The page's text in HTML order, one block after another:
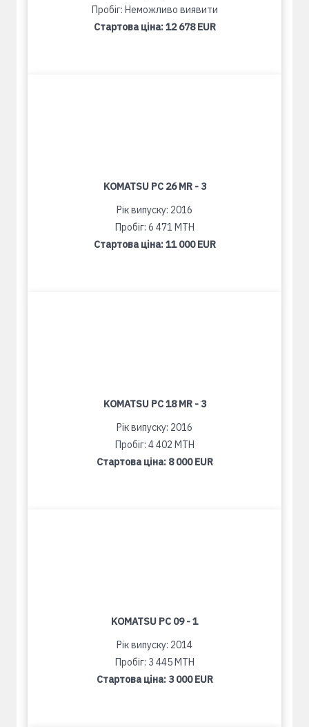
Пробіг: Неможливо виявити
Стартова ціна:12 678 EUR
KOMATSU PC 26 MR - 3
Рік випуску: 2016
Пробіг: 6 471 MTH
Стартова ціна:11 000 EUR
KOMATSU PC 18 MR - 3
Рік випуску: 2016
Пробіг: 4 402 MTH
Стартова ціна: 8 000 EUR
KOMATSU PC 09 - 1
Рік випуску: 2014
Пробіг: 3 445 MTH
Стартова ціна: 3 000 EUR